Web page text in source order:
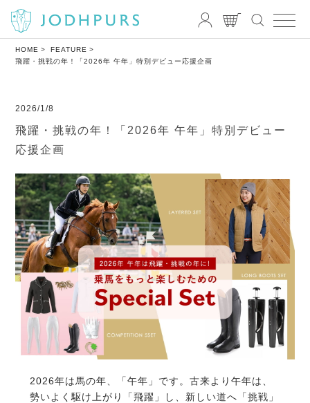
HOME
FEATURE
飛躍・挑戦の年！「2026年 午年」特別デビュー応援企画
2026/1/8
飛躍・挑戦の年！「2026年 午年」特別デビュー
応援企画
2026年は馬の年、「午年」です。古来より午年は、
勢いよく駆け上がり「飛躍」し、新しい道へ「挑戦」